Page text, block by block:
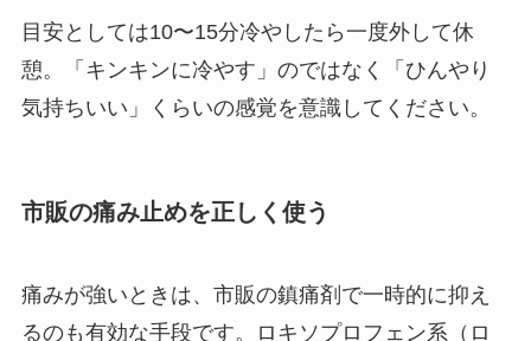
目安としては10〜15分冷やしたら一度外して休
憩。「キンキンに冷やす」のではなく「ひんやり
気持ちいい」くらいの感覚を意識してください。
市販の痛み止めを正しく使う
痛みが強いときは、市販の鎮痛剤で一時的に抑え
るのも有効な手段です。ロキソプロフェン系（ロ